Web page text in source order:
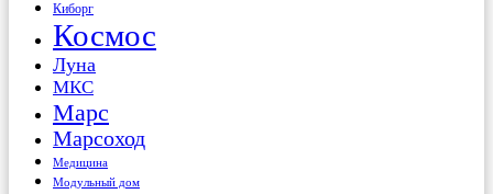
Киборг
Космос
Луна
МКС
Марс
Марсоход
Медицина
Модульный дом